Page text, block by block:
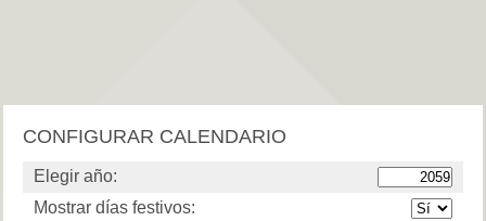
CONFIGURAR CALENDARIO
Elegir año:
Mostrar días festivos: